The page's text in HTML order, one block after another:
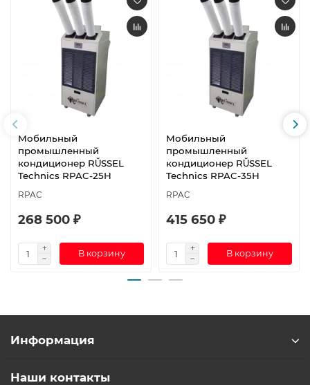
Мобильный
промышленный
кондиционер RŬSSEL
Technics RPAC-25H
RPAC
268 500 ₽
В корзину
Мобильный
промышленный
кондиционер RŬSSEL
Technics RPAC-35H
RPAC
415 650 ₽
В корзину
Информация
Наши контакты